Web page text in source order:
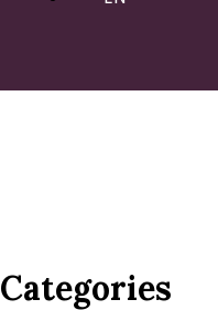
Categories